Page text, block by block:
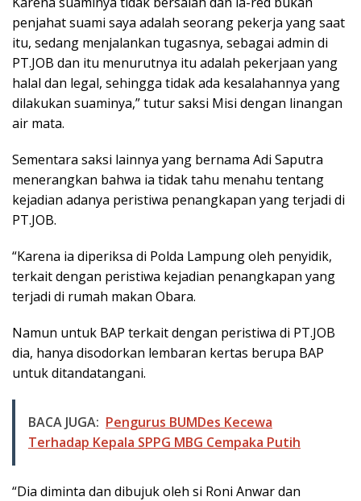
penjahat suami saya adalah seorang pekerja yang saat
itu, sedang menjalankan tugasnya, sebagai admin di
PT.JOB dan itu menurutnya itu adalah pekerjaan yang
halal dan legal, sehingga tidak ada kesalahannya yang
dilakukan suaminya,” tutur saksi Misi dengan linangan
air mata.
Sementara saksi lainnya yang bernama Adi Saputra
menerangkan bahwa ia tidak tahu menahu tentang
kejadian adanya peristiwa penangkapan yang terjadi di
PT.JOB.
“Karena ia diperiksa di Polda Lampung oleh penyidik,
terkait dengan peristiwa kejadian penangkapan yang
terjadi di rumah makan Obara.
Namun untuk BAP terkait dengan peristiwa di PT.JOB
dia, hanya disodorkan lembaran kertas berupa BAP
untuk ditandatangani.
BACA JUGA: Pengurus BUMDes Kecewa
Terhadap Kepala SPPG MBG Cempaka Putih
“Dia diminta dan dibujuk oleh si Roni Anwar dan